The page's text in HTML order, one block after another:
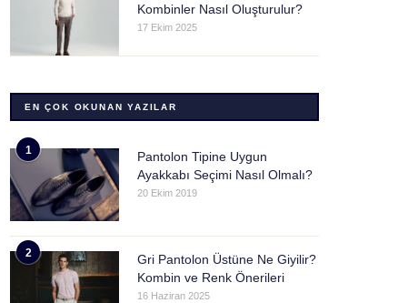
Kombinler Nasıl Oluşturulur?
17 Ekim 2025
EN ÇOK OKUNAN YAZILAR
1
Pantolon Tipine Uygun
Ayakkabı Seçimi Nasıl Olmalı?
20 Ekim 2019
2
Gri Pantolon Üstüne Ne Giyilir?
Kombin ve Renk Önerileri
16 Haziran 2025